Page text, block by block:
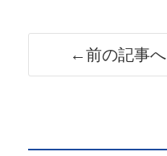
←前の記事へ